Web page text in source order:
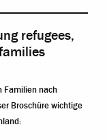
refugees,
Familien nach
Broschüre wichtige